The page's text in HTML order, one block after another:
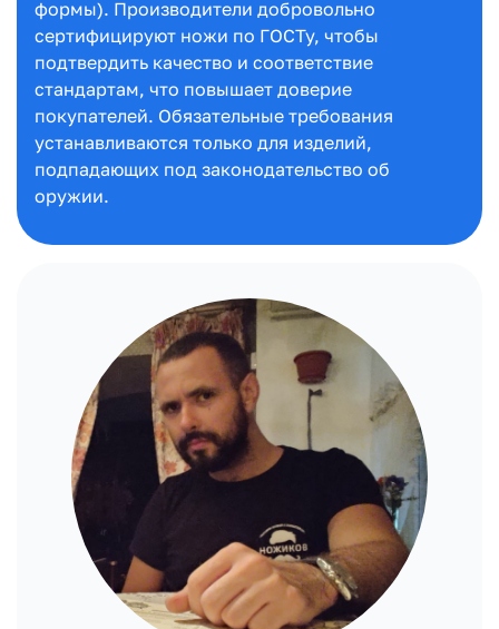
формы). Производители добровольно
сертифицируют ножи по ГОСТу, чтобы
подтвердить качество и соответствие
стандартам, что повышает доверие
покупателей. Обязательные требования
устанавливаются только для изделий,
подпадающих под законодательство об
оружии.